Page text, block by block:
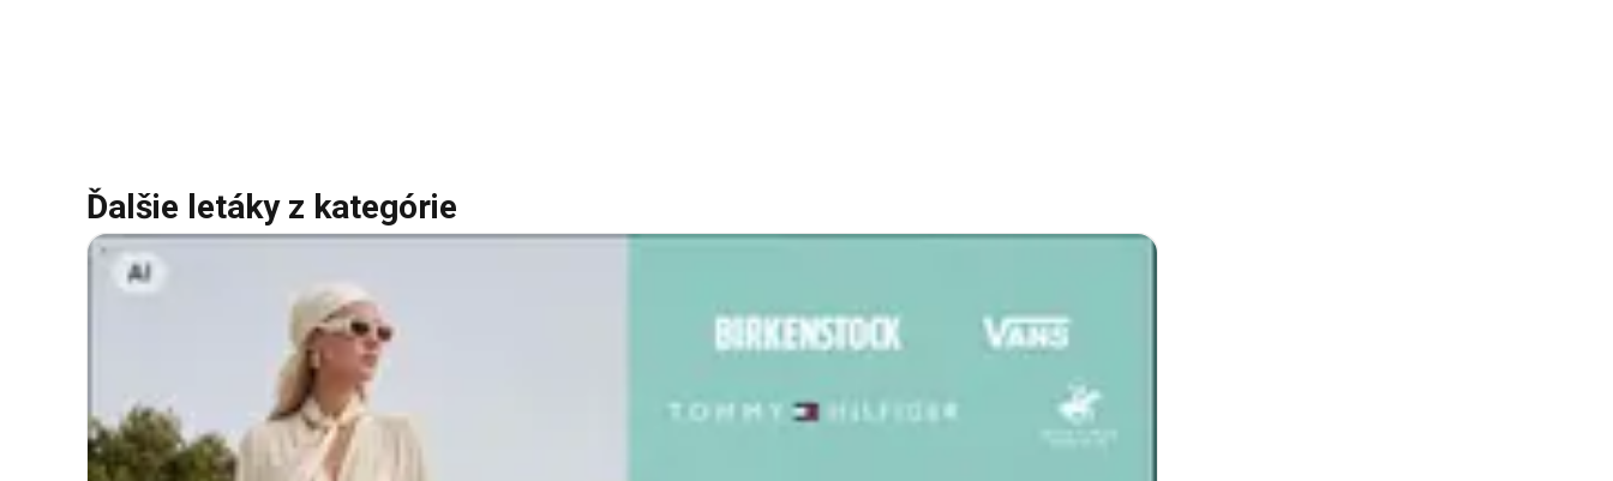
Ďalšie letáky z kategórie